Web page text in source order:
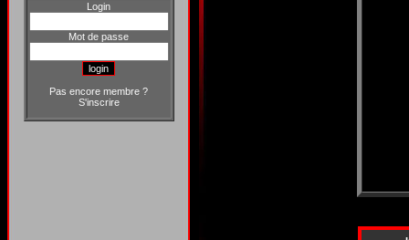
Login
Mot de passe
Pas encore membre ?
S'inscrire